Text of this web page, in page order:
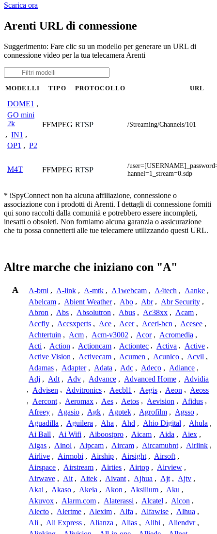
Scarica ora
Arenti URL di connessione
Suggerimento: Fare clic su un modello per generare un URL di
connessione video per la tua telecamera Arenti
MODELLI TIPO PROTOCOLLO URL
DOME1 ,
GO mini
2k
, IN1 ,
OP1 , P2
FFMPEG RTSP /Streaming/Channels/101
M4T FFMPEG RTSP
/
hannel=1_stream=0.sdp
* iSpyConnect non ha alcuna affiliazione, connessione o
associazione con i prodotti di Arenti. I dettagli di connessione forniti
qui sono raccolti dalla comunità e potrebbero essere incompleti,
inesatti o obsoleti. Non forniamo alcuna garanzia o assicurazione
che tu possa connetterti alle tue telecamere utilizzando questi URL.
Altre marche che iniziano con "A"
A A-bmi , A-link , A-mtk , A1webcam , A4tech , Aanke ,
Abelcam , Abient Weather , Abo , Abr , Abr Security ,
Abron , Abs , Absolutron , Abus , Ac38xx , Acam ,
Accfly , Accsxperts , Ace , Acer , Aceri-bcn , Acesee ,
Achtertuin , Acm , Acm-v3002 , Acor , Acromedia ,
Acti , Action , Actioncam , Actiontec , Activa , Active ,
Active Vision , Activecam , Acumen , Acunico , Acvil ,
Adamas , Adapter , Adata , Adc , Adeco , Adiance ,
Adj , Adt , Adv , Advance , Advanced Home , Advidia
, Advisen , Advitronics , Aecbl1 , Aegis , Aeon , Aeoss
, Aercont , Aeromax , Aes , Aetos , Aevision , Afidus ,
Afreey , Agasio , Agk , Agptek , Agrofilm , Agsso ,
Aguadilla , Aguilera , Aha , Ahd , Ahio Digital , Ahula ,
Ai Ball , Ai Wifi , Aiboostpro , Aicam , Aida , Aiex ,
Aigas , Ainol , Aipcam , Aircam , Aircamubnt , Airlink ,
Airlive , Airmobi , Airship , Airsight , Airsoft ,
Airspace , Airstream , Airties , Airtop , Airview ,
Airwave , Ait , Aitek , Aivant , Ajhua , Ajt , Ajtv ,
Akai , Akaso , Akeia , Akon , Aksilium , Aku ,
Akuvox , Alarm.com , Alaterassi , Alcatel , Alcon ,
Alecto , Alertme , Alexim , Alfa , Alfawise , Alhua ,
Ali , Ali Express , Alianza , Alias , Alibi , Aliendvr ,